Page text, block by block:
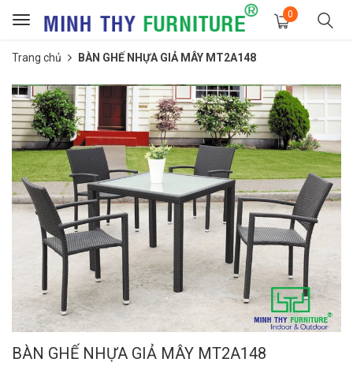
Toggle
0
Trang chủ BÀN GHẾ NHỰA GIẢ MÂY MT2A148
BÀN GHẾ NHỰA GIẢ MÂY MT2A148